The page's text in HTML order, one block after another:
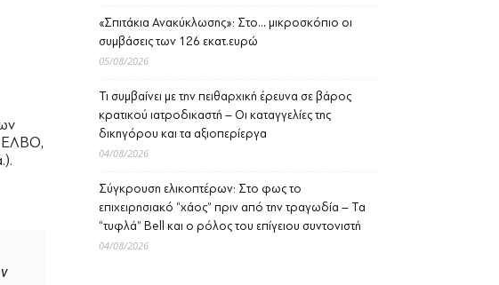
ΕΛΒΟ,
«Σπιτάκια Ανακύκλωσης»: Στο… μικροσκόπιο οι
συμβάσεις των 126 εκατ.ευρώ
05/08/2026
Τι συμβαίνει με την πειθαρχική έρευνα σε βάρος
κρατικού ιατροδικαστή – Οι καταγγελίες της
δικηγόρου και τα αξιοπερίεργα
04/08/2026
Σύγκρουση ελικοπτέρων: Στο φως το
επιχειρησιακό “χάος” πριν από την τραγωδία – Τα
“τυφλά” Bell και ο ρόλος του επίγειου συντονιστή
04/08/2026